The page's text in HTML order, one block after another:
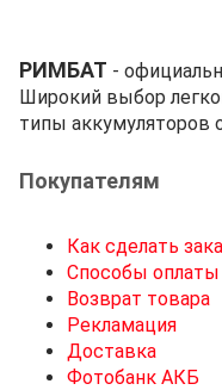
РИМБАТ -
Широкий выбор
типы аккумуляторов
Покупателям
Как сделать
Способы оплаты
Возврат товара
Рекламация
Доставка
Фотобанк АКБ